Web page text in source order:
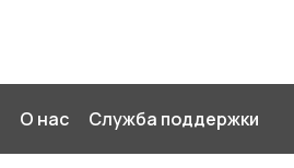
О нас Служба поддержки